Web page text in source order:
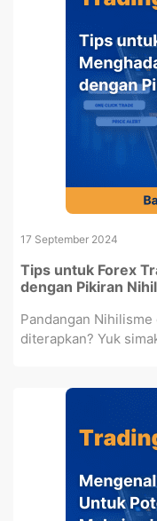
17 September 2024
Tips untuk Forex
dengan Pikiran
Pandangan
diterapkan? Yuk